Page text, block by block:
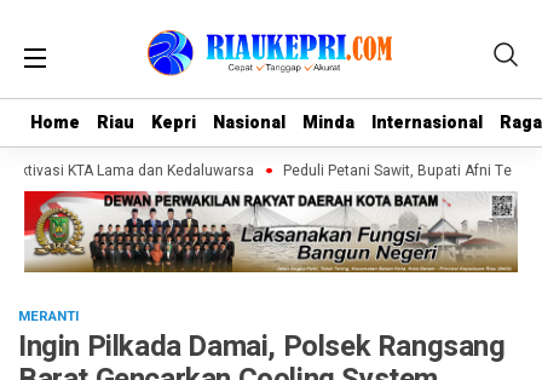
Home Riau Kepri Nasional Minda Internasional
Home Riau Kepri Nasional Minda Internasional
KTA Lama dan Kedaluwarsa Peduli Petani Sawit, Bupati Afni Terima
MERANTI
Ingin Pilkada Damai, Polsek Rangsang